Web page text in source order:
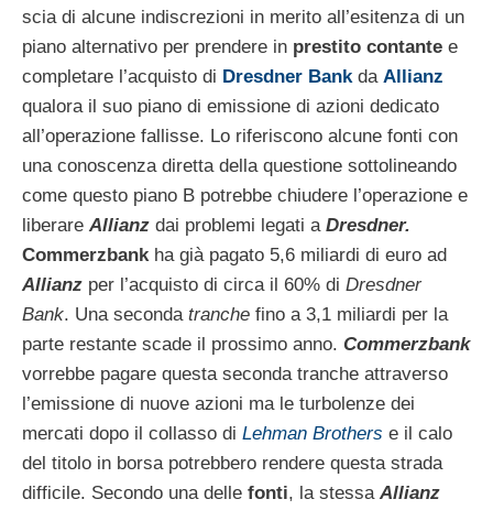
scia di alcune indiscrezioni in merito all’esitenza di un
piano alternativo per prendere in prestito contante e
completare l’acquisto di Dresdner Bank da Allianz
qualora il suo piano di emissione di azioni dedicato
all’operazione fallisse. Lo riferiscono alcune fonti con
una conoscenza diretta della questione sottolineando
come questo piano B potrebbe chiudere l’operazione e
liberare Allianz dai problemi legati a Dresdner.
Commerzbank ha già pagato 5,6 miliardi di euro ad
Allianz per l’acquisto di circa il 60% di Dresdner
Bank. Una seconda tranche fino a 3,1 miliardi per la
parte restante scade il prossimo anno. Commerzbank
vorrebbe pagare questa seconda tranche attraverso
l’emissione di nuove azioni ma le turbolenze dei
mercati dopo il collasso di Lehman Brothers e il calo
del titolo in borsa potrebbero rendere questa strada
difficile. Secondo una delle fonti, la stessa Allianz